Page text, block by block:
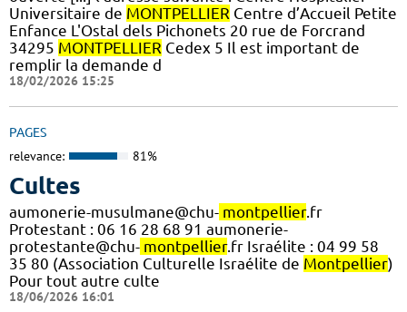
Universitaire de MONTPELLIER Centre d’Accueil Petite
Enfance L'Ostal dels Pichonets 20 rue de Forcrand
34295 MONTPELLIER Cedex 5 Il est important de
remplir la demande d
18/02/2026 15:25
PAGES
relevance: 81%
Cultes
aumonerie-musulmane@chu- montpellier.fr
Protestant : 06 16 28 68 91 aumonerie-
protestante@chu- montpellier.fr Israélite : 04 99 58
35 80 (Association Culturelle Israélite de Montpellier)
Pour tout autre culte
18/06/2026 16:01